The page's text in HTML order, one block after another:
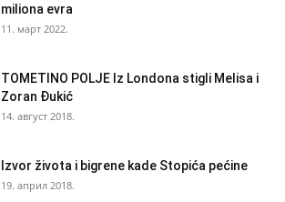
miliona evra
11. март 2022.
TOMETINO POLJE Iz Londona stigli Melisa i
Zoran Đukić
14. август 2018.
Izvor života i bigrene kade Stopića pećine
19. април 2018.